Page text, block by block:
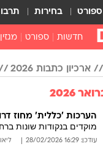
ספורט בחירות
חדשות ספורט מגזין
ארכיון כתבות 2026
2026
הערכות 'כללית' מחוז
מוקדים בנקודות שונות
עודכן: 16:29 28/02/2026